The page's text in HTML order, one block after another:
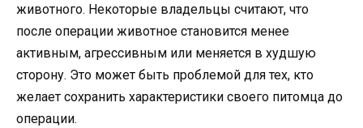
животного. Некоторые владельцы считают, что
после операции животное становится менее
активным, агрессивным или меняется в худшую
сторону. Это может быть проблемой для тех, кто
желает сохранить характеристики своего питомца до
операции.